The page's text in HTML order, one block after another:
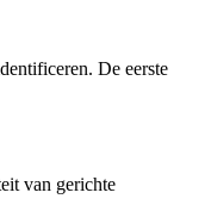
De eerste
van gerichte